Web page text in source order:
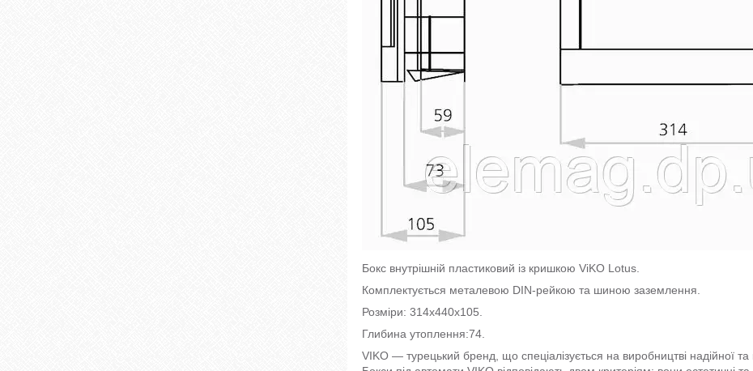
Бокс внутрішній пластиковий із кришкою ViKO Lotus.
Комплектується металевою DIN-рейкою та шиною заземлення.
Розміри: 314х440х105.
Глибина утоплення:74.
VIKO — турецький бренд, що спеціалізується на виробництві надійної та